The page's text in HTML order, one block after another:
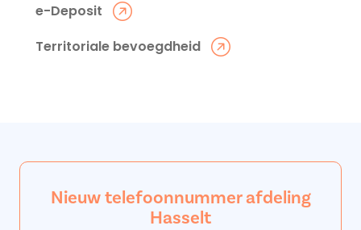
e-Deposit
Territoriale bevoegdheid
Nieuw telefoonnummer afdeling
Hasselt